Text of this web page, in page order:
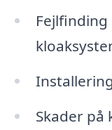
Skader på